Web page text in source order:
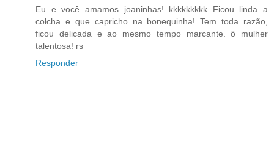
Eu e você amamos joaninhas! kkkkkkkkk Ficou linda a
colcha e que capricho na bonequinha! Tem toda razão,
ficou delicada e ao mesmo tempo marcante. ô mulher
talentosa! rs
Responder